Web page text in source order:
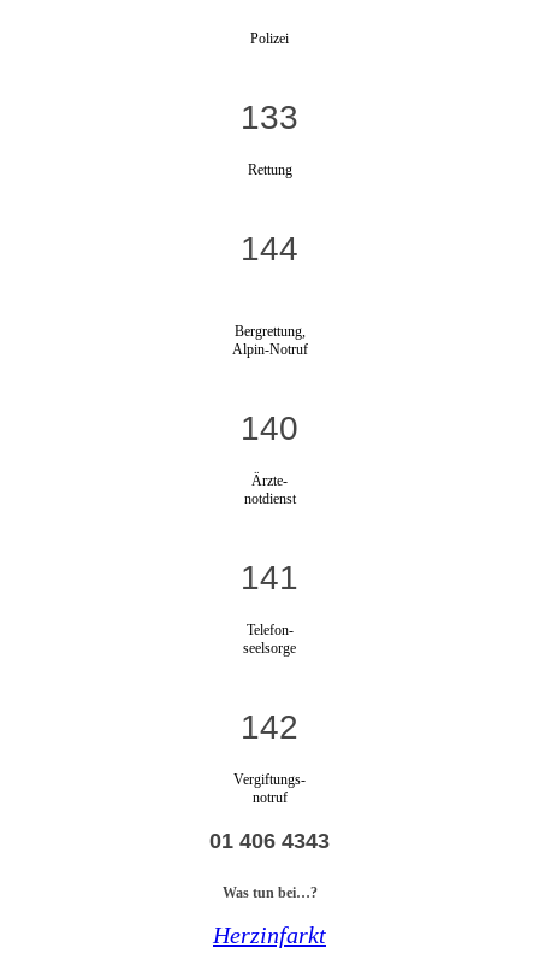
Polizei
133
Rettung
144
Bergrettung,
Alpin-Notruf
140
Ärzte-
notdienst
141
Telefon-
seelsorge
142
Vergiftungs-
notruf
01 406 4343
Was tun bei…?
Herzinfarkt